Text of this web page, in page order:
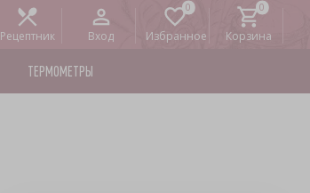
Рецептник Вход Избранное Корзина
ТЕРМОМЕТРЫ